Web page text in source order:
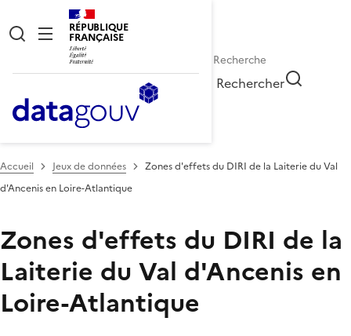
RÉPUBLIQUE
FRANÇAISE
Rechercher
Accueil Jeux de données
Zones d'effets du DIRI de la Laiterie du Val
d'Ancenis en Loire-Atlantique
Zones d'effets du DIRI de la
Laiterie du Val d'Ancenis en
Loire-Atlantique